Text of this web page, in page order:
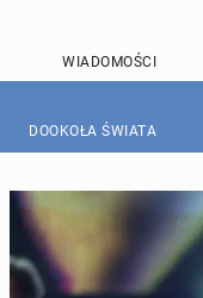
WIADOMOŚCI
DOOKOŁA ŚWIATA